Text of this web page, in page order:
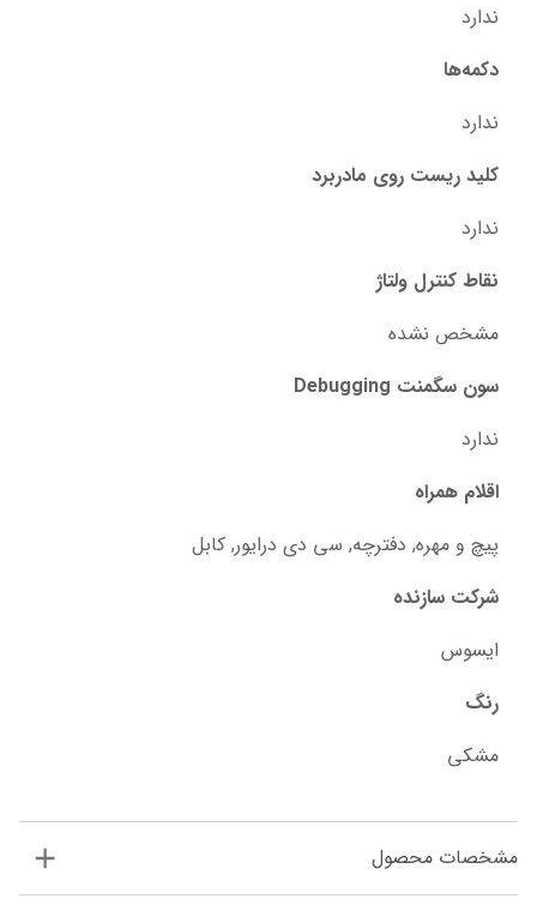
ندارد
دکمه‌ها
ندارد
کلید ریست روی مادربرد
ندارد
نقاط کنترل ولتاژ
مشخص نشده
سون سگمنت Debugging
ندارد
اقلام همراه
پیچ و مهره, دفترچه, سی دی درایور, کابل
شرکت سازنده
ایسوس
رنگ
مشکی
مشخصات محصول